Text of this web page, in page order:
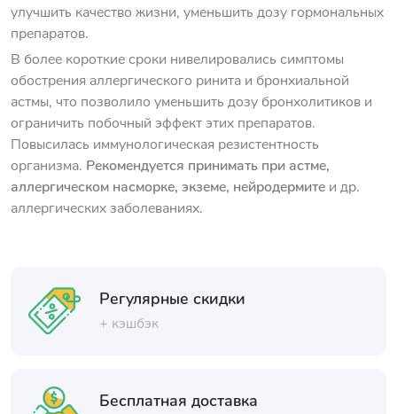
улучшить качество жизни, уменьшить дозу гормональных
препаратов.
В более короткие сроки нивелировались симптомы
обострения аллергического ринита и бронхиальной
астмы, что позволило уменьшить дозу бронхолитиков и
ограничить побочный эффект этих препаратов.
Повысилась иммунологическая резистентность
организма. Рекомендуется принимать при астме,
аллергическом насморке, экземе, нейродермите и др.
аллергических заболеваниях.
Регулярные скидки
+ кэшбэк
Бесплатная доставка